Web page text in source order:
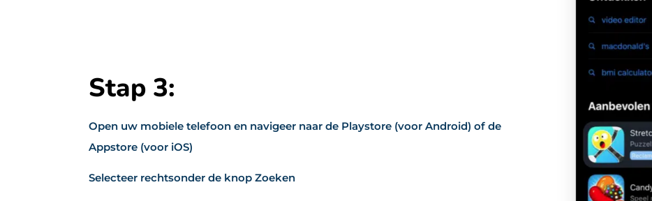
Stap 3:
Open uw mobiele telefoon en navigeer naar de Playstore (voor Android) of de
Appstore (voor iOS)
Selecteer rechtsonder de knop Zoeken